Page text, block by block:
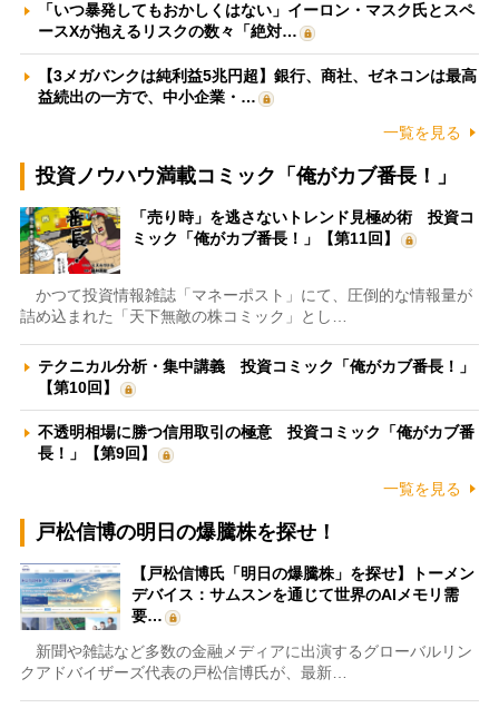
「いつ暴発してもおかしくはない」イーロン・マスク氏とスペ
ースXが抱えるリスクの数々「絶対…
【3メガバンクは純利益5兆円超】銀行、商社、ゼネコンは最高
益続出の一方で、中小企業・…
一覧を見る
投資ノウハウ満載コミック「俺がカブ番長！」
「売り時」を逃さないトレンド見極め術 投資コ
ミック「俺がカブ番長！」【第11回】
かつて投資情報雑誌「マネーポスト」にて、圧倒的な情報量が
詰め込まれた「天下無敵の株コミック」とし…
テクニカル分析・集中講義 投資コミック「俺がカブ番長！」
【第10回】
不透明相場に勝つ信用取引の極意 投資コミック「俺がカブ番
長！」【第9回】
一覧を見る
戸松信博の明日の爆騰株を探せ！
【戸松信博氏「明日の爆騰株」を探せ】トーメン
デバイス：サムスンを通じて世界のAIメモリ需
要…
新聞や雑誌など多数の金融メディアに出演するグローバルリン
クアドバイザーズ代表の戸松信博氏が、最新…